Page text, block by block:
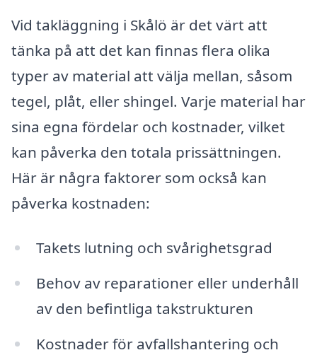
Vid takläggning i Skålö är det värt att
tänka på att det kan finnas flera olika
typer av material att välja mellan, såsom
tegel, plåt, eller shingel. Varje material har
sina egna fördelar och kostnader, vilket
kan påverka den totala prissättningen.
Här är några faktorer som också kan
påverka kostnaden:
Takets lutning och svårighetsgrad
Behov av reparationer eller underhåll
av den befintliga takstrukturen
Kostnader för avfallshantering och